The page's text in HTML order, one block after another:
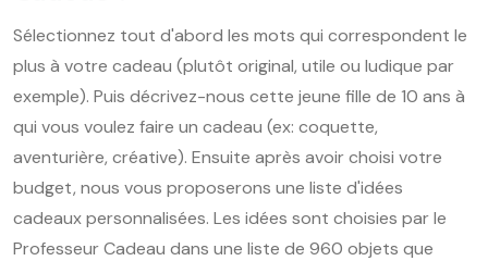
Sélectionnez tout d'abord les mots qui correspondent le
plus à votre cadeau (plutôt original, utile ou ludique par
exemple). Puis décrivez-nous cette jeune fille de 10 ans à
qui vous voulez faire un cadeau (ex: coquette,
aventurière, créative). Ensuite après avoir choisi votre
budget, nous vous proposerons une liste d'idées
cadeaux personnalisées. Les idées sont choisies par le
Professeur Cadeau dans une liste de 960 objets que